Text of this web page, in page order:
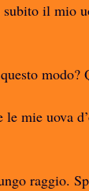
il mio
modo?
mie uova
raggio.